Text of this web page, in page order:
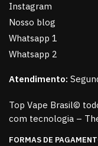
Instagram
Nosso blog
Whatsapp 1
Whatsapp 2
Atendimento:
Top Vape Brasil©
com tecnologia –
FORMAS DE